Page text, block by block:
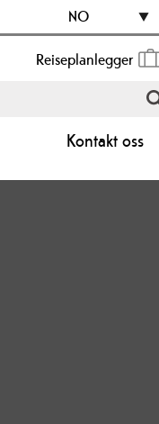
NO
Reiseplanlegger
Kontakt oss